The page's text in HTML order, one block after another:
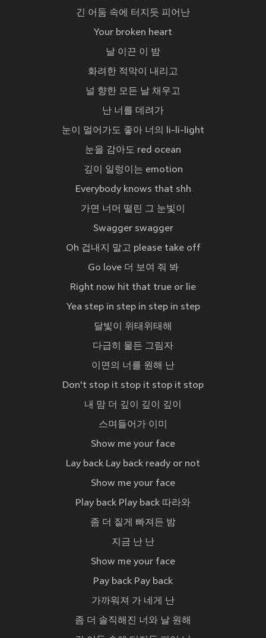
긴 어둠 속에 터지듯 피어난
Your broken heart
날 이끈 이 밤
화려한 적막이 내리고
널 향한 모든 날 채우고
난 너를 데려가
눈이 멀어가도 좋아 너의 li-li-light
눈을 감아도 red ocean
깊이 일렁이는 emotion
Everybody knows that shh
가면 너머 떨린 그 눈빛이
Swagger swagger
Oh 겁내지 말고 please take off
Go love 더 보여 줘 봐
Right now hit that true or lie
Yea step in step in step in step
달빛이 위태위태해
다급히 물든 그림자
이면의 너를 원해 난
Don't stop it stop it stop it stop
내 맘 더 깊이 깊이 깊이
스며들어가 이미
Show me your face
Lay back Lay back ready or not
Show me your face
Play back Play back 따라와
좀 더 짙게 빠져든 밤
지금 난 난
Show me your face
Pay back Pay back
가까워져 가 네게 난
좀 더 솔직해진 너와 날 원해